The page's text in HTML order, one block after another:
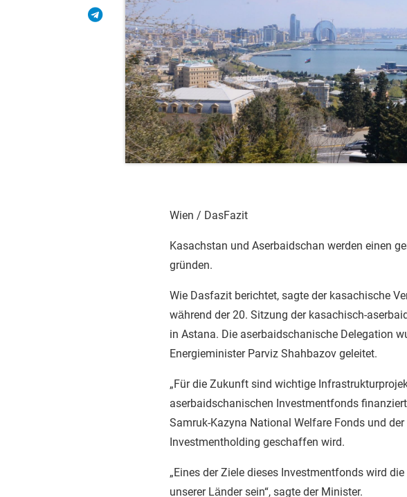
Wien / DasFazit
Kasachstan und Aserbaidschan werden einen
gründen.
Wie Dasfazit berichtet, sagte der kasachische
während der 20. Sitzung der kasachisch-
in Astana. Die aserbaidschanische Delegation
Energieminister Parviz Shahbazov geleitet.
„Für die Zukunft sind wichtige
aserbaidschanischen Investmentfonds
Samruk-Kazyna National Welfare Fonds und
Investmentholding geschaffen wird.
„Eines der Ziele dieses Investmentfonds wird
unserer Länder sein“, sagte der Minister.